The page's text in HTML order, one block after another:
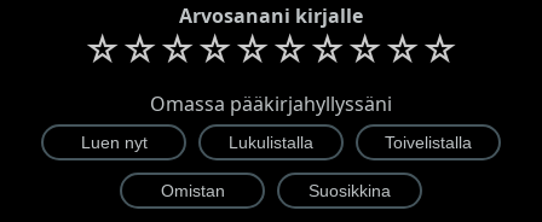
Arvosanani kirjalle
☆☆☆☆☆☆☆☆☆☆
Omassa pääkirjahyllyssäni